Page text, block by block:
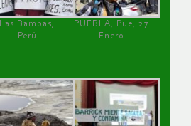
Las Bambas,
Perú
PUEBLA, Pue, 27
Enero